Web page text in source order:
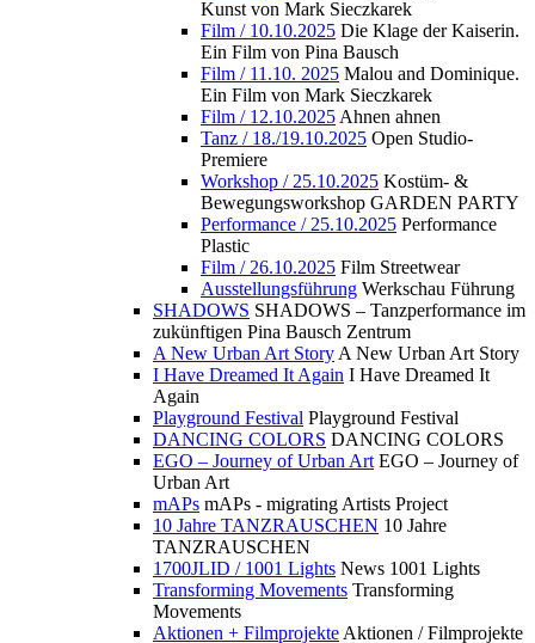
Kunst von Mark Sieczkarek
Film / 10.10.2025 Die Klage der Kaiserin.
Ein Film von Pina Bausch
Film / 11.10. 2025 Malou and Dominique.
Ein Film von Mark Sieczkarek
Film / 12.10.2025 Ahnen ahnen
Tanz / 18./19.10.2025 Open Studio-
Premiere
Workshop / 25.10.2025 Kostüm- &
Bewegungsworkshop GARDEN PARTY
Performance / 25.10.2025 Performance
Plastic
Film / 26.10.2025 Film Streetwear
Ausstellungsführung Werkschau Führung
SHADOWS SHADOWS – Tanzperformance im
zukünftigen Pina Bausch Zentrum
A New Urban Art Story A New Urban Art Story
I Have Dreamed It Again I Have Dreamed It
Again
Playground Festival Playground Festival
DANCING COLORS DANCING COLORS
EGO – Journey of Urban Art EGO – Journey of
Urban Art
mAPs mAPs - migrating Artists Project
10 Jahre TANZRAUSCHEN 10 Jahre
TANZRAUSCHEN
1700JLID / 1001 Lights News 1001 Lights
Transforming Movements Transforming
Movements
Aktionen + Filmprojekte Aktionen / Filmprojekte